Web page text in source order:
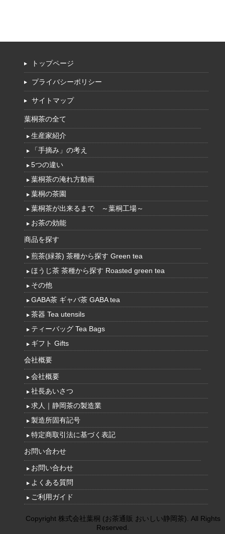
トップページ
プライバシーポリシー
サイトマップ
葉桐茶の全て
生産家紹介
「手摘み」の考え
5つの違い
葉桐茶の淹れ方動画
葉桐の茶園
葉桐茶が出来るまで ～葉桐工場～
お茶の効能
商品を探す
煎茶(緑茶) 茶種から探す Green tea
ほうじ茶 茶種から探す Roasted green tea
その他
GABA茶 ギャバ茶 GABA tea
茶器 Tea utensils
ティーバッグ Tea Bags
ギフト Gifts
会社概要
会社概要
社長あいさつ
求人｜静岡茶の製造業
製造所固有記号
特定商取引法に基づく表記
お問い合わせ
お問い合わせ
よくある質問
ご利用ガイド
Copyright 株式会社葉桐 (お茶通販 おいしい静岡茶). All Rights
Reserved.